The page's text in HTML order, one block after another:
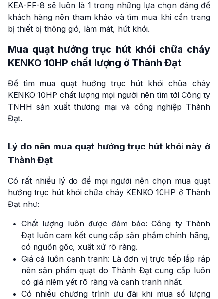
KEA-FF-8 sẽ luôn là 1 trong những lựa chọn đáng để
khách hàng nên tham khảo và tìm mua khi cần trang
bị thiết bị thông gió, làm mát, hút khói.
Mua quạt hướng trục hút khói chữa cháy
KENKO 10HP chất lượng ở Thành Đạt
Để tìm mua quạt hướng trục hút khói chữa cháy
KENKO 10HP chất lượng mọi người nên tìm tới Công ty
TNHH sản xuất thương mại và công nghiệp Thành
Đạt.
Lý do nên mua quạt hướng trục hút khói này ở
Thành Đạt
Có rất nhiều lý do để mọi người nên chọn mua quạt
hướng trục hút khói chữa cháy KENKO 10HP ở Thành
Đạt như:
Chất lượng luôn được đảm bảo: Công ty Thành
Đạt luôn cam kết cung cấp sản phẩm chính hãng,
có nguồn gốc, xuất xứ rõ ràng.
Giá cả luôn cạnh tranh: Là đơn vị trực tiếp lắp ráp
nên sản phẩm quạt do Thành Đạt cung cấp luôn
có giá niêm yết rõ ràng và cạnh tranh nhất.
Có nhiều chương trình ưu đãi khi mua số lượng